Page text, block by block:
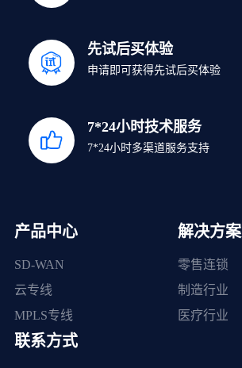
先试后买体验
申请即可获得先试后买体验
7*24小时技术服务
7*24小时多渠道服务支持
产品中心
SD-WAN
云专线
MPLS专线
解决方案
零售连锁
制造行业
医疗行业
联系方式